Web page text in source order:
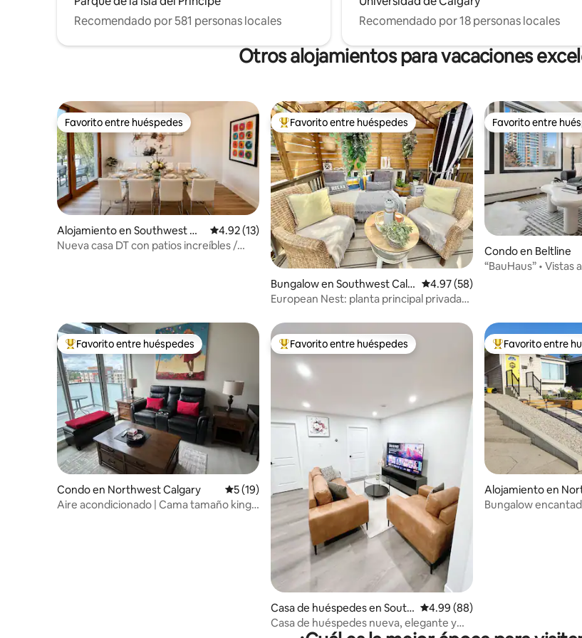
Recomendado por 581 personas locales
Recomendado por 18 personas locales
Otros alojamientos para vacaciones
Favorito entre huéspedes
Favorito entre huéspedes
Alojamiento en Southwest Ca
lgary
Calificación promedio: 4.92 de 5, 13 reseñas
4.92 (13)
Nueva casa DT con patios increíbles /
Favorito entre huéspedes preferido
Favorito entre huéspedes
Bungalow en Southwest Calg
ary
Calificación promedio: 4.97 de 5,
4.97 (58)
European Nest: planta principal privada
Favorito entre
Favorito entre
Condo en Beltline
“BauHaus” •
Favorito entre huéspedes preferido
Favorito entre huéspedes
Condo en Northwest Calgary Calificación promedio: 5 de 5, 19 reseñas
5 (19)
Aire acondicionado | Cama tamaño king |
Favorito entre huéspedes preferido
Favorito entre huéspedes
Casa de huéspedes en South
east Calgary
Calificación promedio: 4.99 de 5,
4.99 (88)
Casa de huéspedes nueva, elegante y
Favorito entre
Favorito entre
Alojamiento en
gary
Bungalow